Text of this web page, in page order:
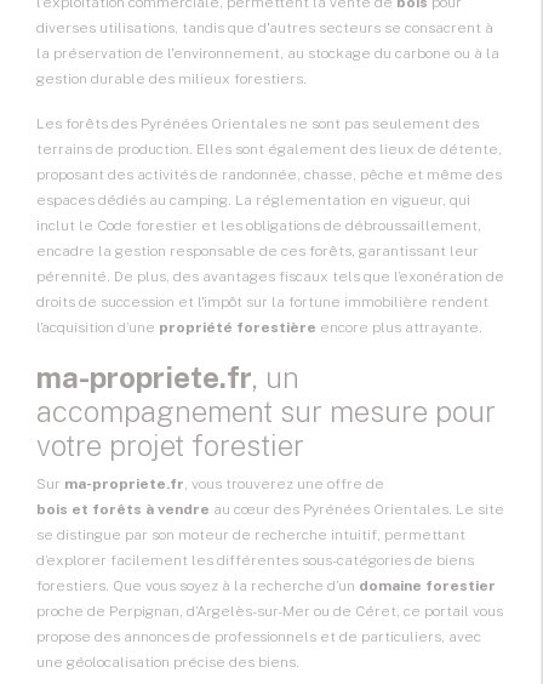
diverses utilisations, tandis que d'autres secteurs se consacrent à
la préservation de l'environnement, au stockage du carbone ou à la
gestion durable des milieux forestiers.
Les forêts des Pyrénées Orientales ne sont pas seulement des
terrains de production. Elles sont également des lieux de détente,
proposant des activités de randonnée, chasse, pêche et même des
espaces dédiés au camping. La réglementation en vigueur, qui
inclut le Code forestier et les obligations de débroussaillement,
encadre la gestion responsable de ces forêts, garantissant leur
pérennité. De plus, des avantages fiscaux tels que l’exonération de
droits de succession et l'impôt sur la fortune immobilière rendent
l’acquisition d’une propriété forestière encore plus attrayante.
ma-propriete.fr, un
accompagnement sur mesure pour
votre projet forestier
Sur ma-propriete.fr, vous trouverez une offre de
bois et forêts à vendre au cœur des Pyrénées Orientales. Le site
se distingue par son moteur de recherche intuitif, permettant
d’explorer facilement les différentes sous-catégories de biens
forestiers. Que vous soyez à la recherche d’un domaine forestier
proche de Perpignan, d’Argelès-sur-Mer ou de Céret, ce portail vous
propose des annonces de professionnels et de particuliers, avec
une géolocalisation précise des biens.